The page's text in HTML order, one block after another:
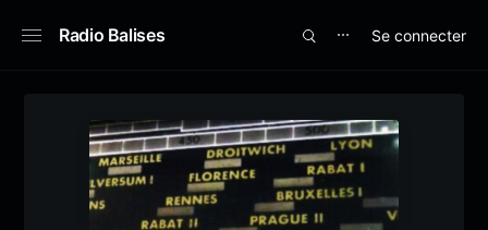
Radio Balises ⋯ Se connecter